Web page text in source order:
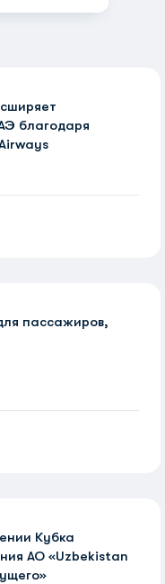
благодаря
пассажиров,
Кубка
АО «Uzbekistan